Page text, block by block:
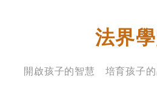
法界
開啟孩子的智慧 培育孩子